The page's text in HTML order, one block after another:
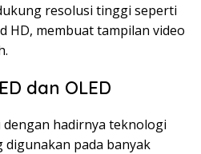
resolusi tinggi seperti
HD, membuat tampilan video
dan OLED
hadirnya teknologi
digunakan pada banyak